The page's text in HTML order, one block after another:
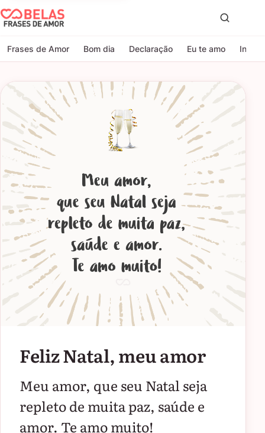
Belas Frases de Amor
Frases de Amor Bom dia Declaração Eu te amo
Feliz Natal, meu amor
Meu amor, que seu Natal seja
repleto de muita paz, saúde e
amor. Te amo muito!